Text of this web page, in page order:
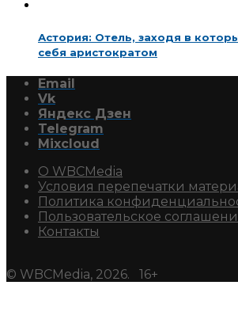
Астория: Отель, заходя в
себя аристократом
Email
Vk
Яндекс Дзен
Telegram
Mixcloud
О WBCMedia
Условия перепечатки
Политика
Пользовательское
Контакты
© WBCMedia, 2026. 16+